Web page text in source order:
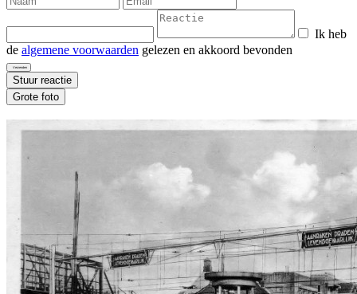
Ik heb
de algemene voorwaarden gelezen en akkoord bevonden